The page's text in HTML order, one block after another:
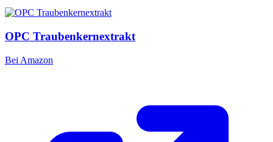
OPC Traubenkernextrakt
Bei Amazon